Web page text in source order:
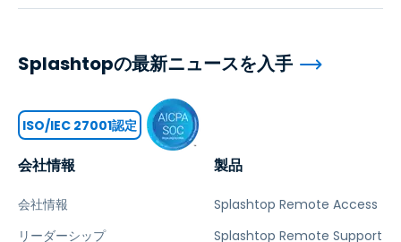
会社情報
会社情報
リーダーシップ
製品
Splashtop Remote Access
Splashtop Remote Support
Splashtopの最新ニュースを入手
ISO/IEC 27001認定